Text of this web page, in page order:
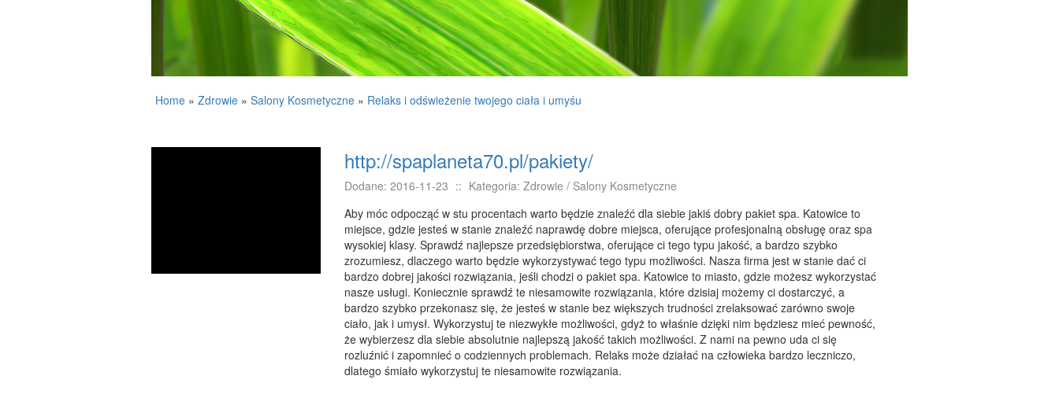
Home » Zdrowie » Salony Kosmetyczne » Relaks i odświeżenie twojego ciała i umyśu
http://spaplaneta70.pl/pakiety/
Dodane: 2016-11-23 :: Kategoria: Zdrowie / Salony Kosmetyczne
Aby móc odpocząć w stu procentach warto będzie znaleźć dla siebie jakiś dobry pakiet spa. Katowice to
miejsce, gdzie jesteś w stanie znaleźć naprawdę dobre miejsca, oferujące profesjonalną obsługę oraz spa
wysokiej klasy. Sprawdź najlepsze przedsiębiorstwa, oferujące ci tego typu jakość, a bardzo szybko
zrozumiesz, dlaczego warto będzie wykorzystywać tego typu możliwości. Nasza firma jest w stanie dać ci
bardzo dobrej jakości rozwiązania, jeśli chodzi o pakiet spa. Katowice to miasto, gdzie możesz wykorzystać
nasze usługi. Koniecznie sprawdź te niesamowite rozwiązania, które dzisiaj możemy ci dostarczyć, a
bardzo szybko przekonasz się, że jesteś w stanie bez większych trudności zrelaksować zarówno swoje
ciało, jak i umysł. Wykorzystuj te niezwykłe możliwości, gdyż to właśnie dzięki nim będziesz mieć pewność,
że wybierzesz dla siebie absolutnie najlepszą jakość takich możliwości. Z nami na pewno uda ci się
rozluźnić i zapomnieć o codziennych problemach. Relaks może działać na człowieka bardzo leczniczo,
dlatego śmiało wykorzystuj te niesamowite rozwiązania.